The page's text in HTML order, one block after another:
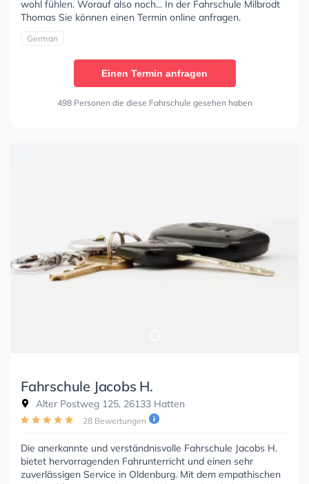
wohl fühlen. Worauf also noch... In der Fahrschule Milbrodt
Thomas Sie können einen Termin online anfragen.
German
Einen Termin anfragen
498 Personen die diese Fahrschule gesehen haben
Fahrschule Jacobs H.
Alter Postweg 125, 26133 Hatten
28 Bewertungen
Die anerkannte und verständnisvolle Fahrschule Jacobs H.
bietet hervorragenden Fahrunterricht und einen sehr
zuverlässigen Service in Oldenburg. Mit dem empathischen